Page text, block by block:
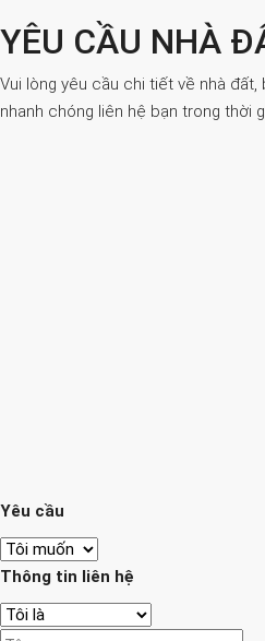
YÊU CẦU NHÀ
Vui lòng yêu cầu chi tiết về nhà
nhanh chóng liên hệ bạn trong thời
Yêu cầu
Thông tin liên hệ